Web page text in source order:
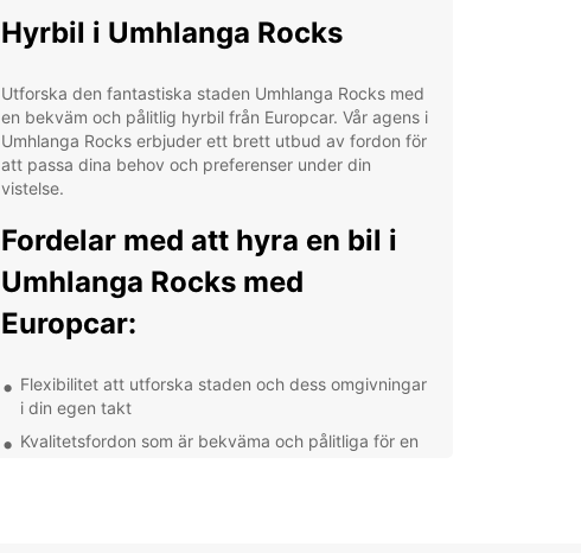
Hyrbil i Umhlanga Rocks
Utforska den fantastiska staden Umhlanga Rocks med
en bekväm och pålitlig hyrbil från Europcar. Vår agens i
Umhlanga Rocks erbjuder ett brett utbud av fordon för
att passa dina behov och preferenser under din
vistelse.
Fordelar med att hyra en bil i
Umhlanga Rocks med
Europcar:
Flexibilitet att utforska staden och dess omgivningar
i din egen takt
Kvalitetsfordon som är bekväma och pålitliga för en